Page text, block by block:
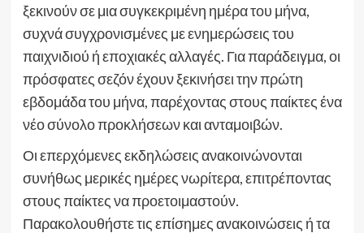
ξεκινούν σε μια συγκεκριμένη ημέρα του μήνα,
συχνά συγχρονισμένες με ενημερώσεις του
παιχνιδιού ή εποχιακές αλλαγές. Για παράδειγμα, οι
πρόσφατες σεζόν έχουν ξεκινήσει την πρώτη
εβδομάδα του μήνα, παρέχοντας στους παίκτες ένα
νέο σύνολο προκλήσεων και ανταμοιβών.
Οι επερχόμενες εκδηλώσεις ανακοινώνονται
συνήθως μερικές ημέρες νωρίτερα, επιτρέποντας
στους παίκτες να προετοιμαστούν.
Παρακολουθήστε τις επίσημες ανακοινώσεις ή τα